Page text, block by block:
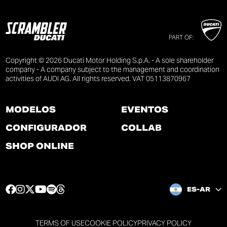
PART OF:
Copyright © 2026 Ducati Motor Holding S.p.A. - A sole shareholder
company - A company subject to the management and coordination
activities of AUDI AG. All rights reserved. VAT 05113870967
MODELOS
CONFIGURADOR
SHOP ONLINE
EVENTOS
COLLAB
F I T
t
Y
t
S
t e
ES-AR
TERMS OF USECOOKIE POLICYPRIVACY POLICY